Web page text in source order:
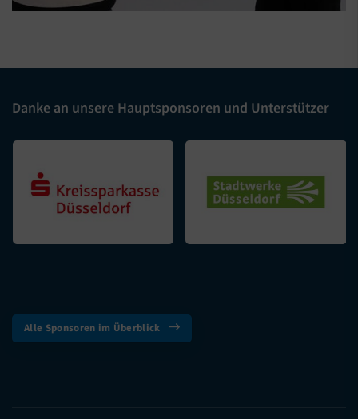
Danke an unsere Hauptsponsoren und Unterstützer
Alle Sponsoren im Überblick